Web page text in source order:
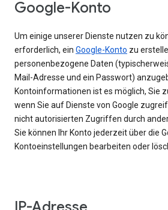
Google-Konto
Um einige unserer Dienste nutzen zu
erforderlich, ein Google-Konto zu
personenbezogene Daten
Mail-Adresse und ein Passwort)
Kontoinformationen ist es möglich, Sie
wenn Sie auf Dienste von Google
nicht autorisierten Zugriffen durch
Sie können Ihr Konto jederzeit über die
Kontoeinstellungen bearbeiten oder